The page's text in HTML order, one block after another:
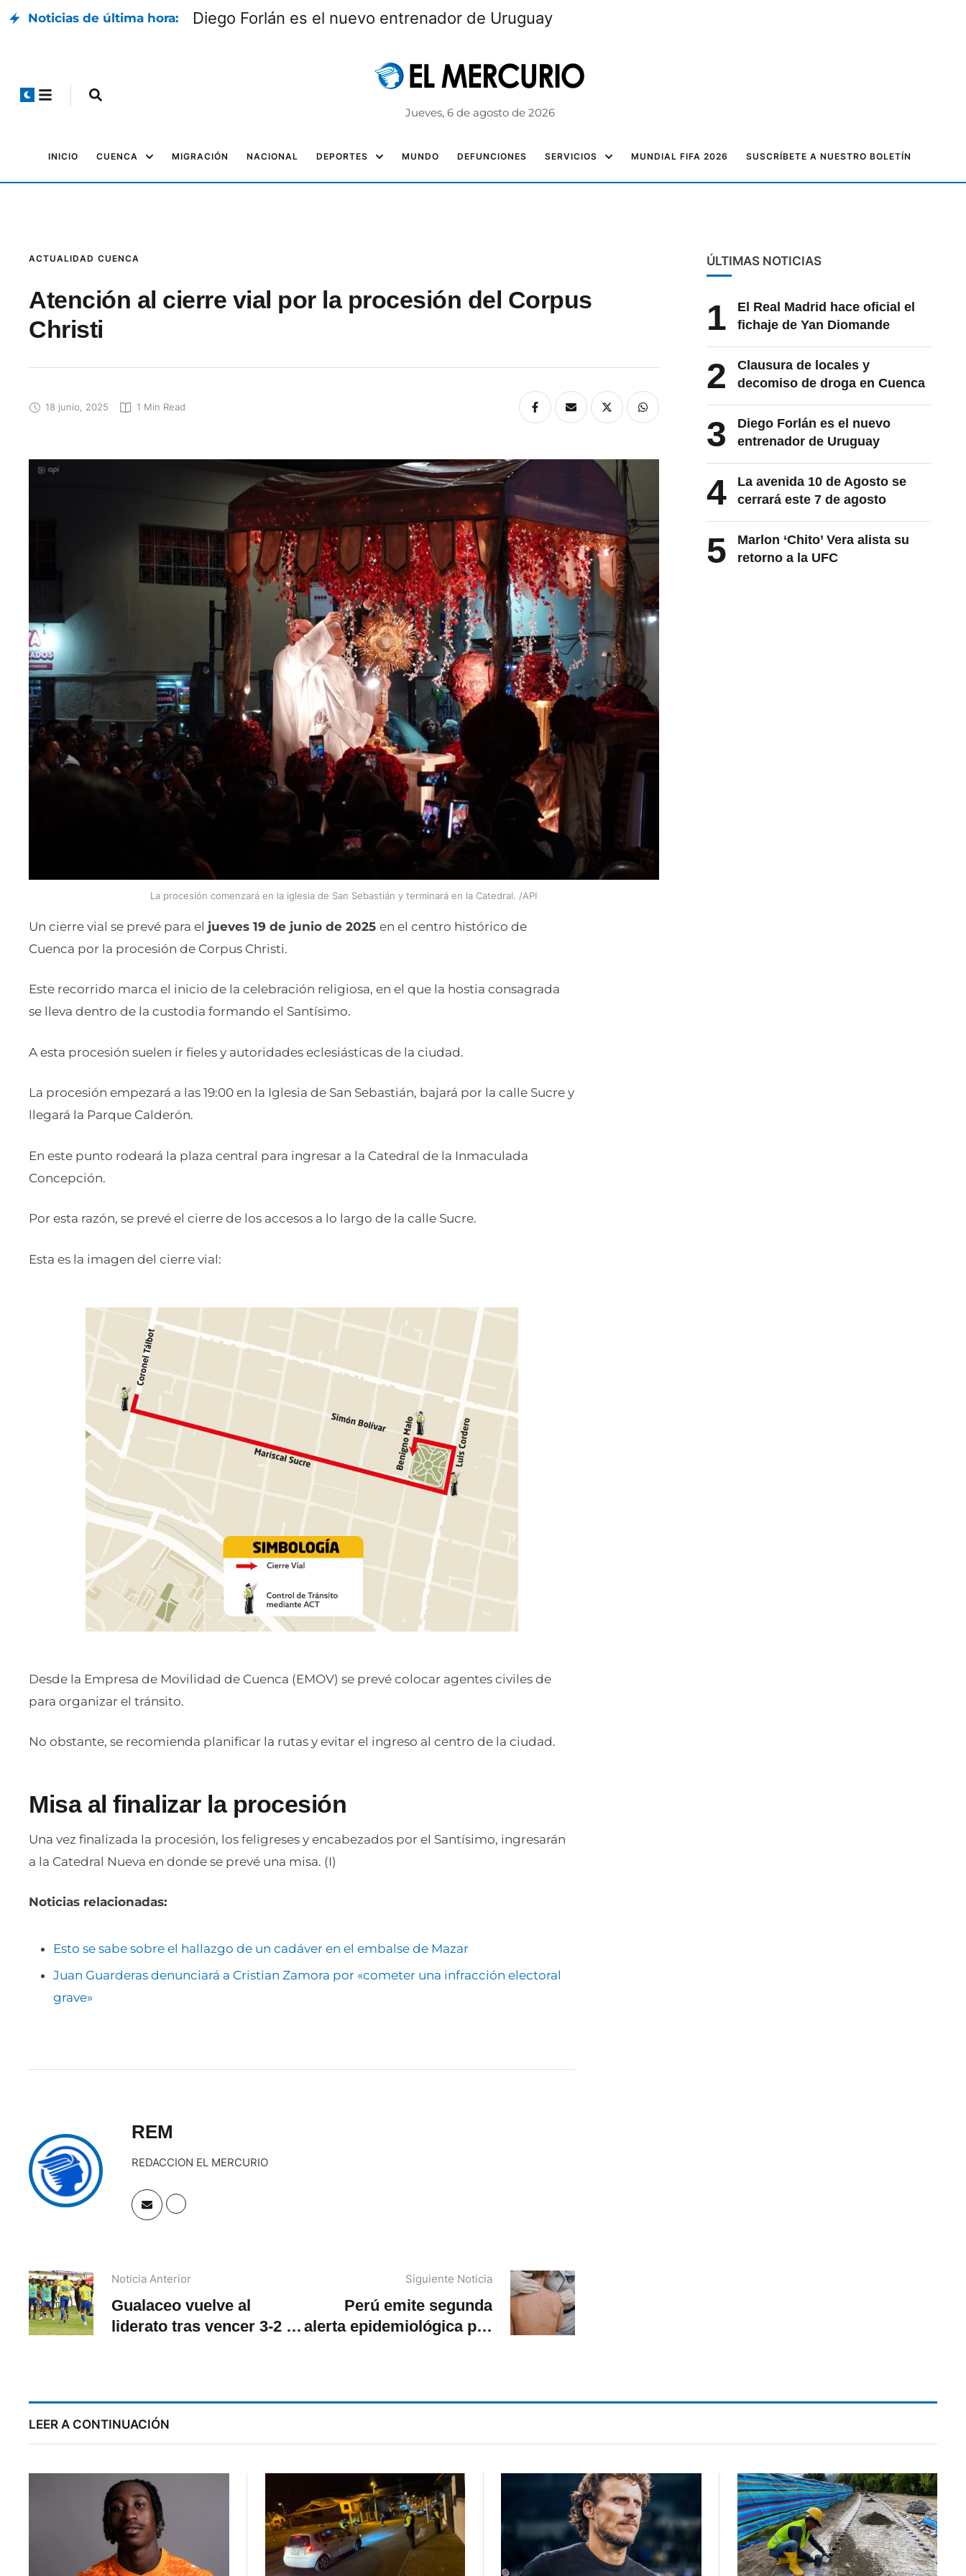
Noticias de última hora: Diego Forlán es el nuevo entrenador de Uruguay
Jueves, 6 de agosto de 2026
INICIO CUENCA MIGRACIÓN NACIONAL DEPORTES MUNDO DEFUNCIONES SERVICIOS MUNDIAL FIFA 2026 SUSCRÍBETE A NUESTRO BOLETÍN
ACTUALIDAD CUENCA
Atención al cierre vial por la procesión del Corpus
Christi
18 junio, 2025 1 Min Read
La procesión comenzará en la iglesia de San Sebastián y terminará en la Catedral. /API
Un cierre vial se prevé para el jueves 19 de junio de 2025 en el centro histórico de
Cuenca por la procesión de Corpus Christi.
Este recorrido marca el inicio de la celebración religiosa, en el que la hostia consagrada
se lleva dentro de la custodia formando el Santísimo.
A esta procesión suelen ir fieles y autoridades eclesiásticas de la ciudad.
La procesión empezará a las 19:00 en la Iglesia de San Sebastián, bajará por la calle Sucre y
llegará la Parque Calderón.
En este punto rodeará la plaza central para ingresar a la Catedral de la Inmaculada
Concepción.
Por esta razón, se prevé el cierre de los accesos a lo largo de la calle Sucre.
Esta es la imagen del cierre vial:
Desde la Empresa de Movilidad de Cuenca (EMOV) se prevé colocar agentes civiles de
para organizar el tránsito.
No obstante, se recomienda planificar la rutas y evitar el ingreso al centro de la ciudad.
Misa al finalizar la procesión
Una vez finalizada la procesión, los feligreses y encabezados por el Santísimo, ingresarán
a la Catedral Nueva en donde se prevé una misa. (I)
Noticias relacionadas:
Esto se sabe sobre el hallazgo de un cadáver en el embalse de Mazar
Juan Guarderas denunciará a Cristian Zamora por «cometer una infracción electoral
grave»
REM
REDACCION EL MERCURIO
Noticia Anterior
Gualaceo vuelve al
liderato tras vencer 3-2 a
Siguiente Noticia
Perú emite segunda
alerta epidemiológica por
ÚLTIMAS NOTICIAS
1
El Real Madrid hace oficial el
fichaje de Yan Diomande
2
Clausura de locales y
decomiso de droga en Cuenca
3
Diego Forlán es el nuevo
entrenador de Uruguay
4
La avenida 10 de Agosto se
cerrará este 7 de agosto
5
Marlon ‘Chito’ Vera alista su
retorno a la UFC
LEER A CONTINUACIÓN